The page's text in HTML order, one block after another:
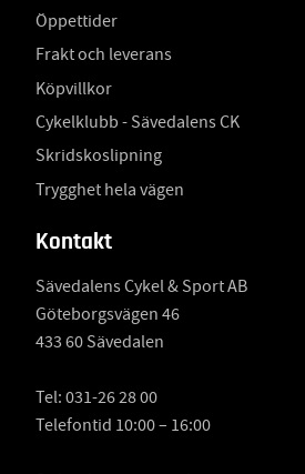
Öppettider
Frakt och leverans
Köpvillkor
Cykelklubb - Sävedalens CK
Skridskoslipning
Trygghet hela vägen
Kontakt
Sävedalens Cykel & Sport AB
Göteborgsvägen 46
433 60 Sävedalen
Tel: 031-26 28 00
Telefontid 10:00 – 16:00